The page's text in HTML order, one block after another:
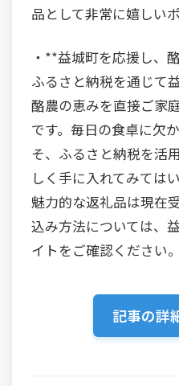
品として非常に嬉しい
・**益城町を応援し、
ふるさと納税を通じて
酪農の恵みを直接ご家
です。毎日の食卓に欠
そ、ふるさと納税を活
しく手に入れてみては
魅力的な返礼品は現在
込み方法については、
イトをご確認ください。
記事の詳